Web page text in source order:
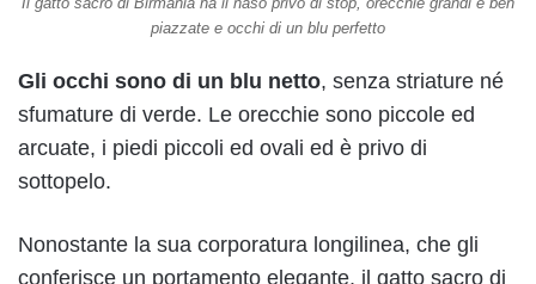
piazzate e occhi di un blu perfetto
Gli occhi sono di un blu netto, senza striature né
sfumature di verde. Le orecchie sono piccole ed
arcuate, i piedi piccoli ed ovali ed è privo di
sottopelo.
Nonostante la sua corporatura longilinea, che gli
conferisce un portamento elegante, il gatto sacro di